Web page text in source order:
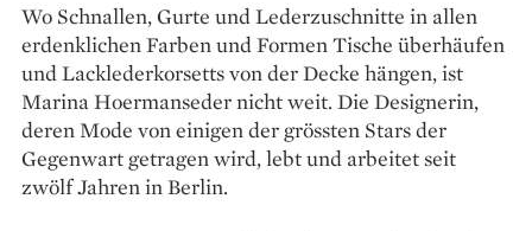
Wo Schnallen, Gurte und Leder­zuschnitte in allen
erdenklichen Farben und Formen Tische überhäufen
und Lacklederkorsetts von der Decke hängen, ist
Marina Hoermanseder nicht weit. Die Designerin,
deren Mode von einigen der grössten Stars der
Gegenwart getragen wird, lebt und arbeitet seit
zwölf Jahren in Berlin.